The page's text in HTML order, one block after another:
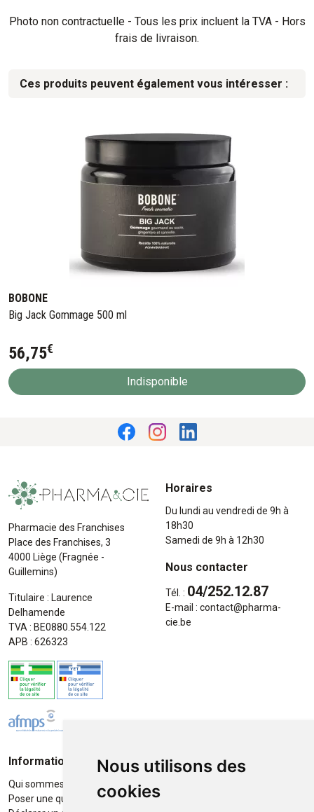
Nous utilisons des
cookies
Photo non contractuelle - Tous les prix incluent la TVA - Hors
frais de livraison.
Ces produits peuvent également vous intéresser :
BOBONE
Big Jack Gommage 500 ml
56,75€
Indisponible
Pharmacie des Franchises
Place des Franchises, 3
4000 Liège (Fragnée -
Guillemins)
Titulaire : Laurence
Delhamende
TVA : BE0880.554.122
APB : 626323
Horaires
Du lundi au vendredi de 9h à
18h30
Samedi de 9h à 12h30
Nous contacter
Tél. : 04/252.12.87
E-mail : contact@pharma-
cie.be
Informations
Qui sommes-nous ?
Poser une question
Moyens de paiement